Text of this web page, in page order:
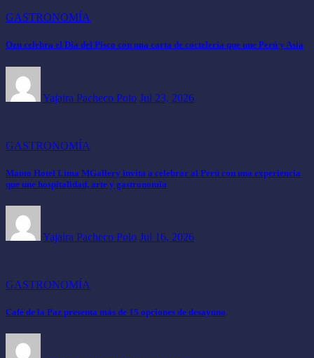
GASTRONOMÍA
Ozu celebra el Día del Pisco con una carta de coctelería que une Perú y Asia
Yajaira Pacheco Polo Jul 23, 2026
GASTRONOMÍA
Manto Hotel Lima MGallery invita a celebrar al Perú con una experiencia
que une hospitalidad, arte y gastronomía
Yajaira Pacheco Polo Jul 16, 2026
GASTRONOMÍA
Café de la Paz presenta más de 15 opciones de desayuno